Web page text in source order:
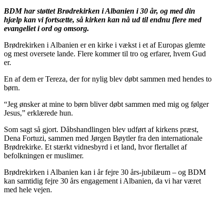
BDM har støttet Brødrekirken i Albanien i 30 år, og med din
hjælp kan vi fortsætte, så kirken kan nå ud til endnu flere med
evangeliet i ord og omsorg.
Brødrekirken i Albanien er en kirke i vækst i et af Europas glemte
og mest oversete lande. Flere kommer til tro og erfarer, hvem Gud
er.
En af dem er Tereza, der for nylig blev døbt sammen med hendes to
børn.
“Jeg ønsker at mine to børn bliver døbt sammen med mig og følger
Jesus,” erklærede hun.
Som sagt så gjort. Dåbshandlingen blev udført af kirkens præst,
Dena Fortuzi, sammen med Jørgen Bøytler fra den internationale
Brødrekirke. Et stærkt vidnesbyrd i et land, hvor flertallet af
befolkningen er muslimer.
Brødrekirken i Albanien kan i år fejre 30 års-jubilæum – og BDM
kan samtidig fejre 30 års engagement i Albanien, da vi har været
med hele vejen.